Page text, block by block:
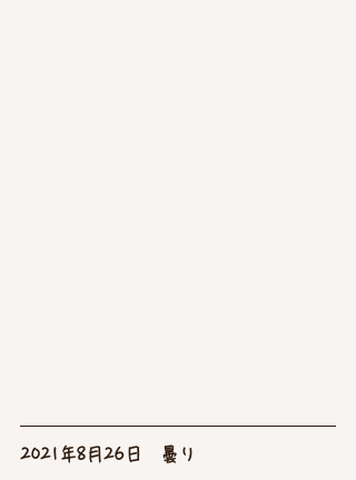
2021年8月26日　曇り